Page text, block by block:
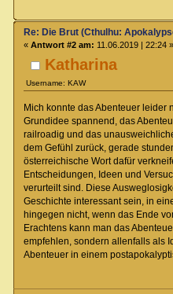
Katharina
Username: KAW
Re: Die Brut (Cthulhu:
« Antwort #2 am: 11.06.2019 | 22:24 »
Mich konnte das Abenteuer leider
Grundidee spannend, das
railroadig und das
dem Gefühl zurück, gerade
österreichische Wort dafür
Entscheidungen, Ideen und
verurteilt sind. Diese
Geschichte interessant sein, in
hingegen nicht, wenn das Ende
Erachtens kann man das
empfehlen, sondern allenfalls als
Abenteuer in einem